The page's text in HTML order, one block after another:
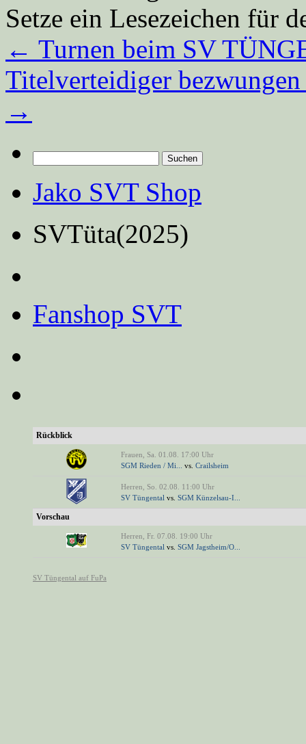
Setze ein Lesezeichen für
← Turnen beim SV
Titelverteidiger
→
nach:
Jako SVT Shop
SVTüta(2025)
Fanshop SVT